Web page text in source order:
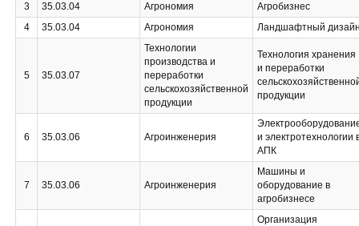
3
35.03.04 Агрономия
Агробизнес
4
35.03.04 Агрономия Ландшафтный
5 35.03.07
Технологии
производства и
переработки
сельскохозяйственной
продукции
Технология хранения
и переработки
продукции
6 35.03.06 Агроинженерия
и электротехнологии
АПК
7 35.03.06 Агроинженерия
Машины и
оборудование в
агробизнесе
Организация